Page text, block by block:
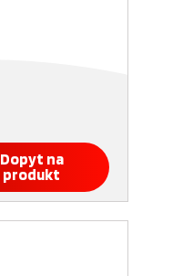
Dopyt na
produkt